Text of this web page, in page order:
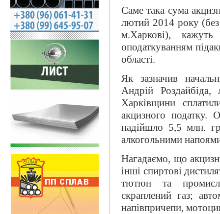
Саме така сума
лютий 2014 року
м.Харкові),
оподаткуванням
області.
Як зазначив
Андрій
Харківщини
акцизного податку.
надійшло 5,5 млн.
алкогольними
Нагадаємо, що
інші спиртові
тютюн та
скраплений газ;
напівпричепи,